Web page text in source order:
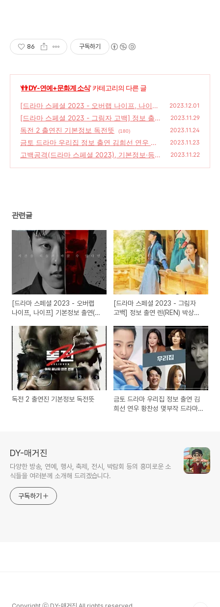
86 구독하기
'👬 DY-연예+문화계 소식' 카테고리의 다른 글
[드라마 스페셜 2023 - 오버랩 나이프, 나이
프] 기본정보 출연(등장인물) 미리보기 다시보
기
(208)
2023.12.01
[드라마 스페셜 2023 - 그림자 고백] 정보 출
연 렌(REN) 박상남 홍승희 함은정 티저보기 다
시보기
(172)
2023.11.29
독전 2 출연진 기본정보 독전뜻 (180) 2023.11.24
금토 드라마 우리집 정보 출연 김희선 연우 황
찬성 몇부작 드라마내용
(204)
2023.11.23
고백공격(드라마 스페셜 2023), 기본정보·등
2023.11.22
관련글
[드라마 스페셜 2023 - 오버랩
나이프, 나이프] 기본정보 출연(등
[드라마 스페셜 2023 - 그림자
고백] 정보 출연 렌(REN) 박상남
독전 2 출연진 기본정보 독전뜻
금토 드라마 우리집 정보 출연 김
희선 연우 황찬성 몇부작 드라마
DY-매거진
다양한 방송, 연예, 행사, 축제, 전시, 박람회 등의 흥미로운 소
식들을 여러분께 소개해 드리겠습니다.
구독하기